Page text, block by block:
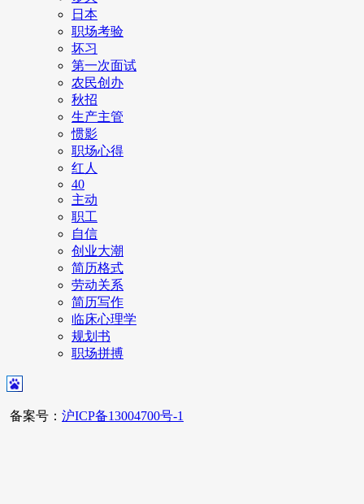
日本
职场考验
坏习
第一次面试
农民创办
秋招
生产主管
惯影
职场心得
红人
40
主动
职工
自信
创业大潮
简历格式
劳动关系
简历写作
临床心理学
规划书
职场拼搏
备案号： 沪ICP备13004700号-1